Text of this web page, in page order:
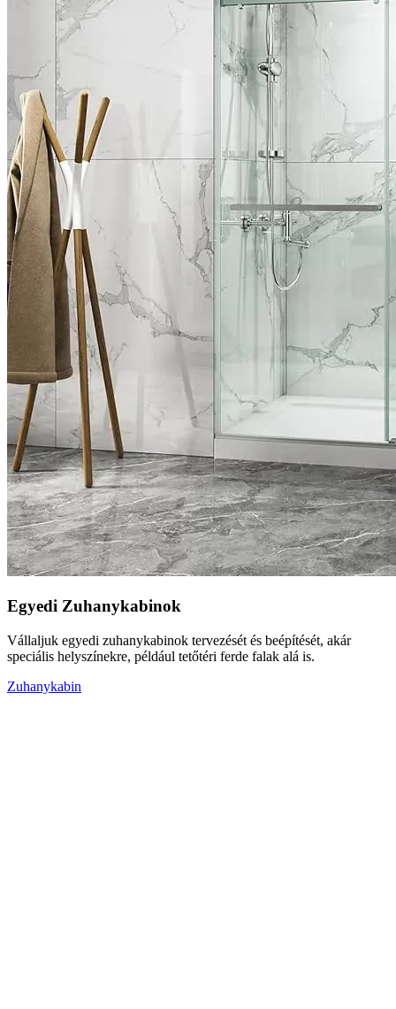
Egyedi Zuhanykabinok
Vállaljuk egyedi zuhanykabinok tervezését és beépítését, akár
speciális helyszínekre, például tetőtéri ferde falak alá is.
Zuhanykabin